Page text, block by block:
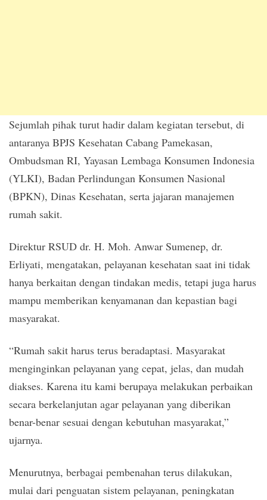
Sejumlah pihak turut hadir dalam kegiatan tersebut, di
antaranya BPJS Kesehatan Cabang Pamekasan,
Ombudsman RI, Yayasan Lembaga Konsumen Indonesia
(YLKI), Badan Perlindungan Konsumen Nasional
(BPKN), Dinas Kesehatan, serta jajaran manajemen
rumah sakit.
Direktur RSUD dr. H. Moh. Anwar Sumenep, dr.
Erliyati, mengatakan, pelayanan kesehatan saat ini tidak
hanya berkaitan dengan tindakan medis, tetapi juga harus
mampu memberikan kenyamanan dan kepastian bagi
masyarakat.
“Rumah sakit harus terus beradaptasi. Masyarakat
menginginkan pelayanan yang cepat, jelas, dan mudah
diakses. Karena itu kami berupaya melakukan perbaikan
secara berkelanjutan agar pelayanan yang diberikan
benar-benar sesuai dengan kebutuhan masyarakat,”
ujarnya.
Menurutnya, berbagai pembenahan terus dilakukan,
mulai dari penguatan sistem pelayanan, peningkatan